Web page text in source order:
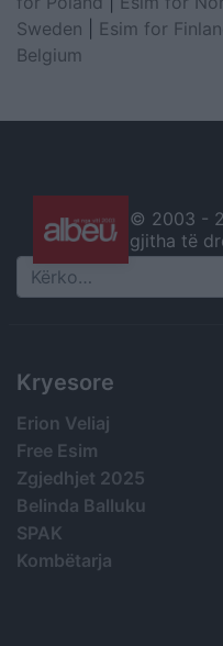
Sweden
Esim for
Belgium
© 2003 -
gjitha të
Search
Kryesore
Erion Veliaj
Free Esim
Zgjedhjet 2025
Belinda Balluku
SPAK
Kombëtarja